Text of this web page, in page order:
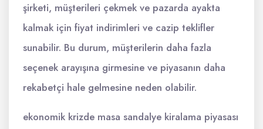
şirketi, müşterileri çekmek ve pazarda ayakta
kalmak için fiyat indirimleri ve cazip teklifler
sunabilir. Bu durum, müşterilerin daha fazla
seçenek arayışına girmesine ve piyasanın daha
rekabetçi hale gelmesine neden olabilir.
ekonomik krizde masa sandalye kiralama piyasası